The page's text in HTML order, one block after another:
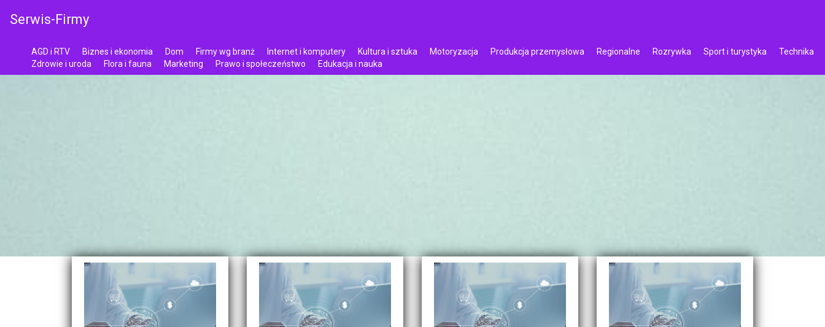
Serwis-Firmy
AGD i RTV Biznes i ekonomia Dom Firmy wg branż Internet i komputery Kultura i sztuka Motoryzacja Produkcja przemysłowa Regionalne Rozrywka Sport i turystyka
Technika
Zdrowie i uroda
Flora i fauna Marketing Prawo i społeczeństwo Edukacja i nauka